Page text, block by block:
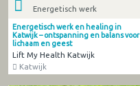
Energetisch werk
Energetisch werk en healing in
Katwijk – ontspanning en balans voor
lichaam en geest
Lift My Health Katwijk
Katwijk